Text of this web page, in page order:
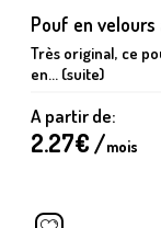
Pouf en
Très original, ce
en... (suite)
A partir de:
2.27€ /mois